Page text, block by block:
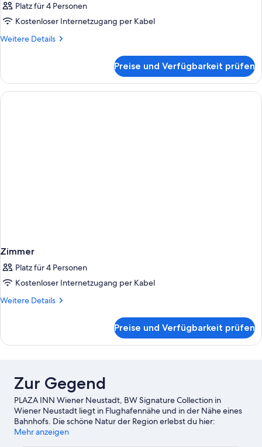
Platz für 4 Personen
Kostenloser Internetzugang per Kabel
Weitere Details
Weitere
Preise und Verfügbarkeit prüfen
Zimmer
Platz für 4 Personen
Kostenloser Internetzugang per Kabel
Weitere Details
Weitere
Preise und Verfügbarkeit prüfen
Zur Gegend
PLAZA INN Wiener Neustadt, BW Signature Collection in
Wiener Neustadt liegt in Flughafennähe und in der Nähe eines
Bahnhofs. Die schöne Natur der Region erlebst du hier:
Neufelder See und Johannesbachklamm. Wenn du dagegen
Mehr anzeigen